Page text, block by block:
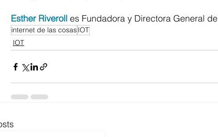
Esther Riveroll es Fundadora y Directora General de
internet de las cosasIOT
IOT